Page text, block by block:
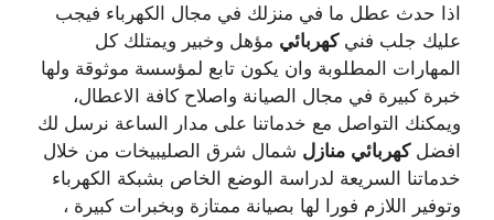
اذا حدث عطل ما في منزلك في مجال الكهرباء فيجب
عليك جلب فنيكهربائي مؤهل وخبير ويمتلك كل
المهارات المطلوبة وان يكون تابع لمؤسسة موثوقة ولها
خبرة كبيرة في مجال الصيانة واصلاح كافة الاعطال،
ويمكنك التواصل مع خدماتنا على مدار الساعة نرسل لك
افضلكهربائي منازل شمال شرق الصليبيخات من خلال
خدماتنا السريعة لدراسة الوضع الخاص بشبكة الكهرباء
وتوفير اللازم فورا لها بصيانة ممتازة وبخبرات كبيرة ،